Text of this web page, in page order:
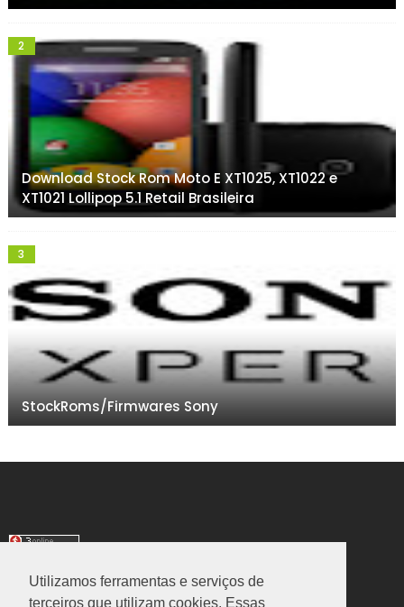
Utilizamos ferramentas e serviços de
terceiros que utilizam cookies. Essas
Download Stock Rom Moto E XT1025, XT1022 e
XT1021 Lollipop 5.1 Retail Brasileira
StockRoms/Firmwares Sony
TRANSLATE